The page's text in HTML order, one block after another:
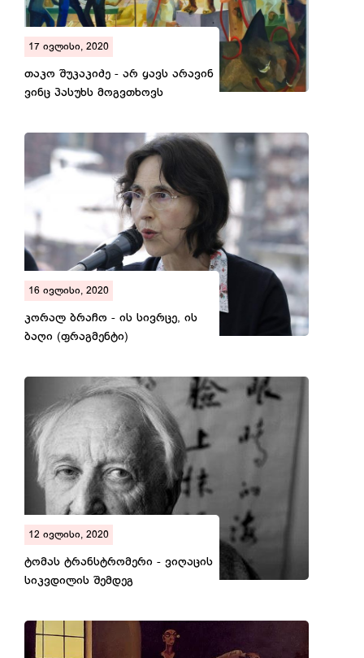
17 ივლისი, 2020
თაკო შუკაკიძე - არ ყავს არავინ
ვინც პასუხს მოგვთხოვს
16 ივლისი, 2020
კორალ ბრაჩო - ის სივრცე, ის
ბაღი (ფრაგმენტი)
12 ივლისი, 2020
ტომას ტრანსტრომერი - ვიღაცის
სიკვდილის შემდეგ